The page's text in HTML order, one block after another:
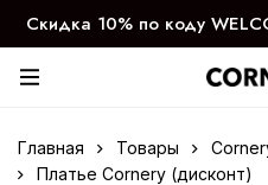
Скидка 10% по коду
Главная Товары
Платье Cornery (дисконт)